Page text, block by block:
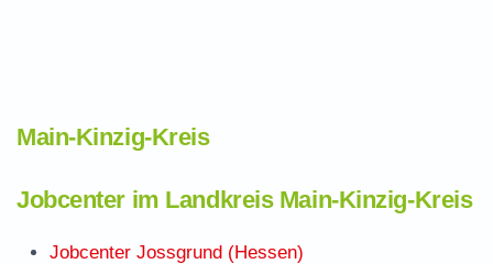
Main-Kinzig-Kreis
Jobcenter im Landkreis Main-Kinzig-Kreis
Jobcenter Jossgrund (Hessen)